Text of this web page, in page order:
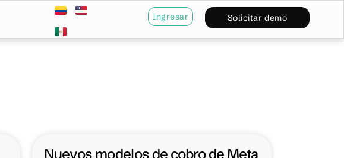
Ingresar Solicitar demo
Nuevos modelos de cobro de Meta